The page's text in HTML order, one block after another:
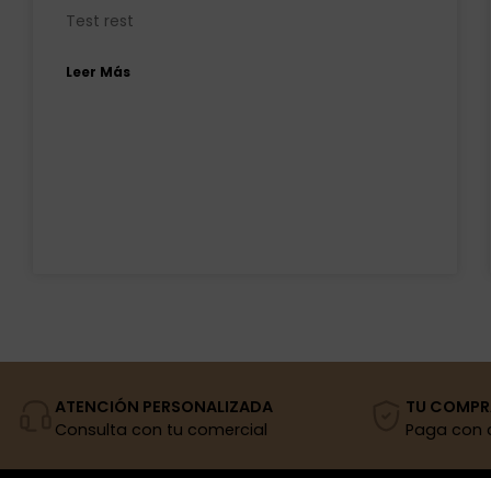
Test rest
Leer Más
ATENCIÓN PERSONALIZADA
Consulta con tu comercial
TU
Paga con